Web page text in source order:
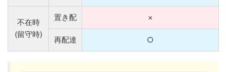
不在時
(留守時)
置き配 ×
再配達 ○